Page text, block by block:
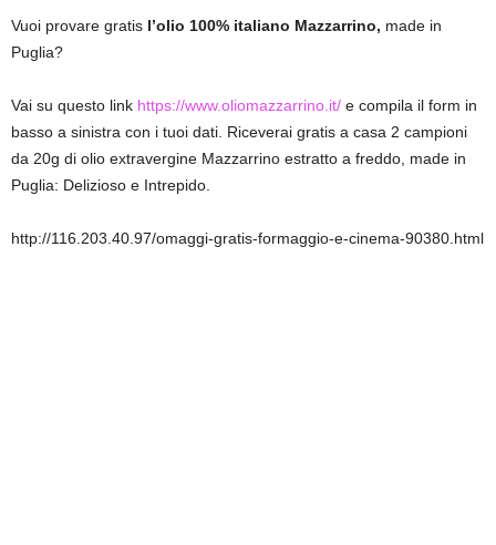
Vuoi provare gratis l’olio 100% italiano Mazzarrino, made in
Puglia?
Vai su questo link https://www.oliomazzarrino.it/ e compila il form in
basso a sinistra con i tuoi dati. Riceverai gratis a casa 2 campioni
da 20g di olio extravergine Mazzarrino estratto a freddo, made in
Puglia: Delizioso e Intrepido.
http://116.203.40.97/omaggi-gratis-formaggio-e-cinema-90380.html